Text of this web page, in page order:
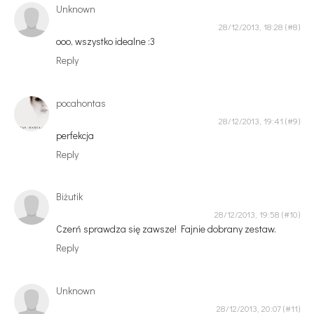
Unknown
28/12/2013, 18:28
ooo, wszystko idealne :3
Reply
pocahontas
28/12/2013, 19:41
perfekcja
Reply
Biżutik
28/12/2013, 19:58
Czerń sprawdza się zawsze! Fajnie dobrany zestaw.
Reply
Unknown
28/12/2013, 20:07